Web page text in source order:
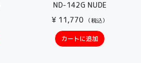
ND-142G NUDE
¥11,770 （税込）
カートに追加